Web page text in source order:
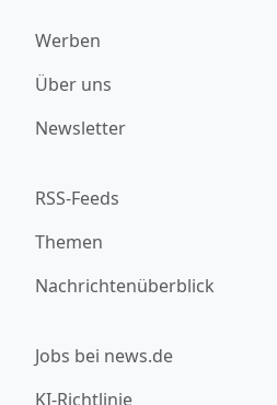
Werben
Über uns
Newsletter
RSS-Feeds
Themen
Nachrichtenüberblick
Jobs bei news.de
KI-Richtlinie